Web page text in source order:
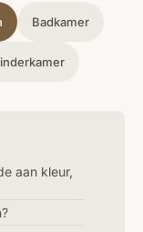
Badkamer
aan kleur,